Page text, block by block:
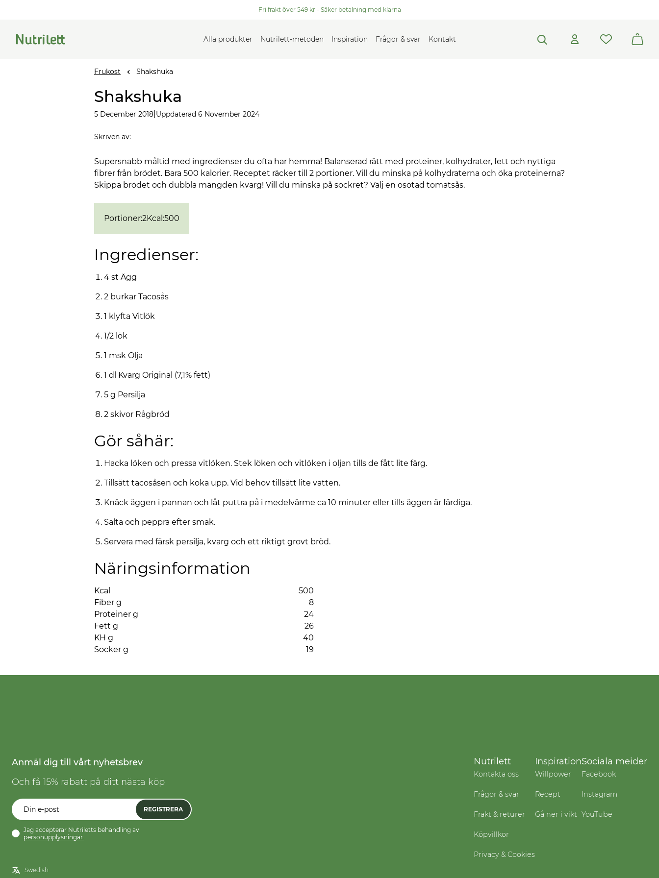
Fri frakt över 549 kr - Säker betalning med klarna
Alla produkter Nutrilett-metoden Inspiration Frågor & svar Kontakt
Frukost Shakshuka
Shakshuka
5 December 2018 Uppdaterad 6 November 2024
Skriven av:
Supersnabb måltid med ingredienser du ofta har hemma! Balanserad rätt med proteiner, kolhydrater, fett och nyttiga
fibrer från brödet. Bara 500 kalorier. Receptet räcker till 2 portioner. Vill du minska på kolhydraterna och öka proteinerna?
Skippa brödet och dubbla mängden kvarg! Vill du minska på sockret? Välj en osötad tomatsås.
Portioner:2Kcal :500
Ingredienser:
4 st Ägg
2 burkar Tacosås
1 klyfta Vitlök
1/2 lök
1 msk Olja
1 dl Kvarg Original (7,1% fett)
5 g Persilja
2 skivor Rågbröd
Gör såhär:
Hacka löken och pressa vitlöken. Stek löken och vitlöken i oljan tills de fått lite färg.
Tillsätt tacosåsen och koka upp. Vid behov tillsätt lite vatten.
Knäck äggen i pannan och låt puttra på i medelvärme ca 10 minuter eller tills äggen är färdiga.
Salta och peppra efter smak.
Servera med färsk persilja, kvarg och ett riktigt grovt bröd.
Näringsinformation
Kcal
500
Fiber g
8
Proteiner g
24
Fett g
26
KH g
40
Socker g
19
Anmäl dig till vårt nyhetsbrev
Och få 15% rabatt på ditt nästa köp
REGISTRERA
Jag accepterar Nutriletts behandling av
personupplysningar.
Nutrilett
Kontakta oss
Frågor & svar
Frakt & returer
Köpvillkor
Privacy & Cookies
Inspiration
Willpower
Recept
Gå ner i vikt
Sociala meider
Facebook
Instagram
YouTube